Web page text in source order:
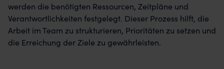
werden die benötigten Ressourcen, Zeitpläne und
Verantwortlichkeiten festgelegt. Dieser Prozess hilft, die
Arbeit im Team zu strukturieren, Prioritäten zu setzen und
die Erreichung der Ziele zu gewährleisten.